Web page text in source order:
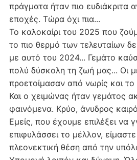
πράγματα ήταν πιο ευδιάκριτα
εποχές. Τώρα όχι πια...
Το καλοκαίρι του 2025 που
το πιο θερμό των τελευταίων
με αυτό του 2024... Γεμάτο
πολύ δύσκολη τη ζωή μας... Οι
προετοίμασαν από νωρίς και
Και ο χειμώνας ήταν γεμάτος
φαινόμενα. Κρύο, άνυδρος
Εμείς, που έχουμε επιλέξει να
επιφυλάσσει το μέλλον,
πλεονεκτική θέση από την